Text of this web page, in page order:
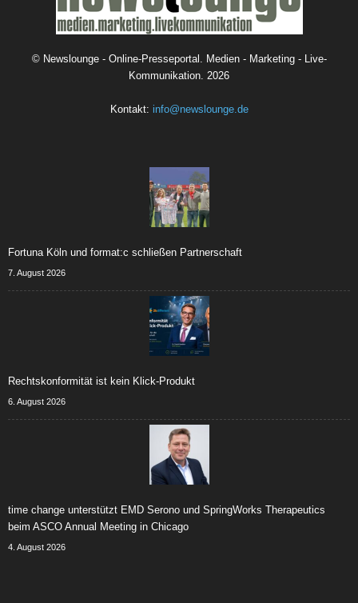
© Newslounge - Online-Presseportal. Medien - Marketing - Live-
Kommunikation. 2026
Kontakt: info@newslounge.de
Fortuna Köln und format:c schließen Partnerschaft
7. August 2026
Rechtskonformität ist kein Klick-Produkt
6. August 2026
time change unterstützt EMD Serono und SpringWorks Therapeutics
beim ASCO Annual Meeting in Chicago
4. August 2026